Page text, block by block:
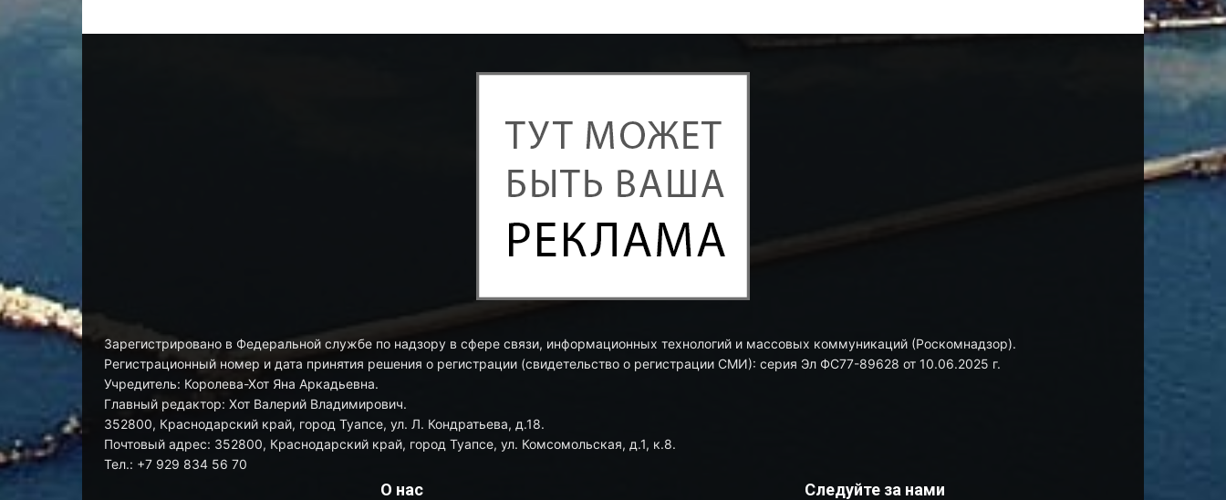
Зарегистрировано в Федеральной службе по надзору в сфере связи, информационных технологий и массовых коммуникаций (Роскомнадзор).
Регистрационный номер и дата принятия решения о регистрации (свидетельство о регистрации СМИ): серия Эл ФС77-89628 от 10.06.2025 г.
Учредитель: Королева-Хот Яна Аркадьевна.
Главный редактор: Хот Валерий Владимирович.
352800, Краснодарский край, город Туапсе, ул. Л. Кондратьева, д.18.
Почтовый адрес: 352800, Краснодарский край, город Туапсе, ул. Комсомольская, д.1, к.8.
Тел.: +7 929 834 56 70
О нас Следуйте за нами